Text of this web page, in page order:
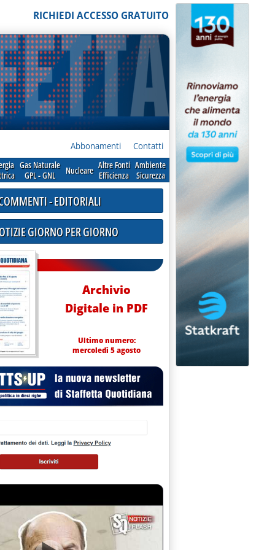
RICHIEDI ACCESSO GRATUITO
Abbonamenti Contatti
Gas Naturale
GPL - GNL
Nucleare Altre Fonti
Efficienza
Ambiente
Sicurezza
- EDITORIALI
GIORNO PER GIORNO
Archivio
Digitale in PDF
Ultimo numero:
mercoledì 5 agosto